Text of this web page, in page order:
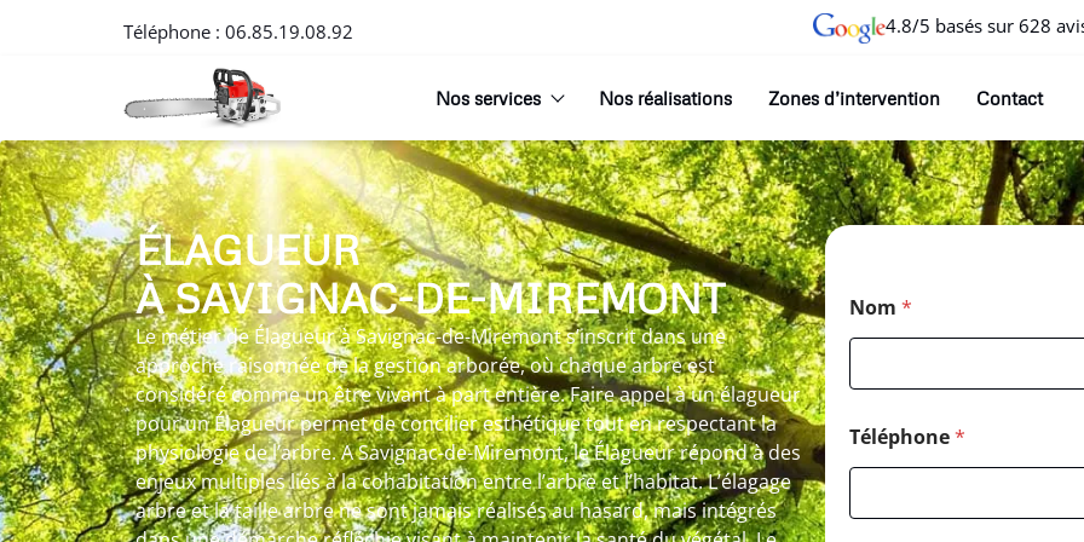
Téléphone : 06.85.19.08.92 4.8/5 basés sur 628
Nos services Nos réalisations Zones d’intervention Contact
ÉLAGUEUR
À SAVIGNAC-DE-MIREMONT
Le métier de Élagueur à Savignac-de-Miremont s’inscrit dans une
approche raisonnée de la gestion arborée, où chaque arbre est
considéré comme un être vivant à part entière. Faire appel à un élagueur
pour un Élagueur permet de concilier esthétique tout en respectant la
physiologie de l’arbre. A Savignac-de-Miremont, le Élagueur répond à des
enjeux multiples liés à la cohabitation entre l’arbre et l’habitat. L’élagage
arbre et la taille arbre ne sont jamais réalisés au hasard, mais intégrés
Nom *
Téléphone*